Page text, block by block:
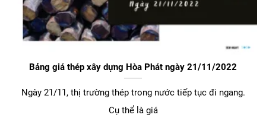
Bảng giá thép xây dựng Hòa Phát ngày 21/11/2022
Ngày 21/11, thị trường thép trong nước tiếp tục đi ngang.
Cụ thể là giá